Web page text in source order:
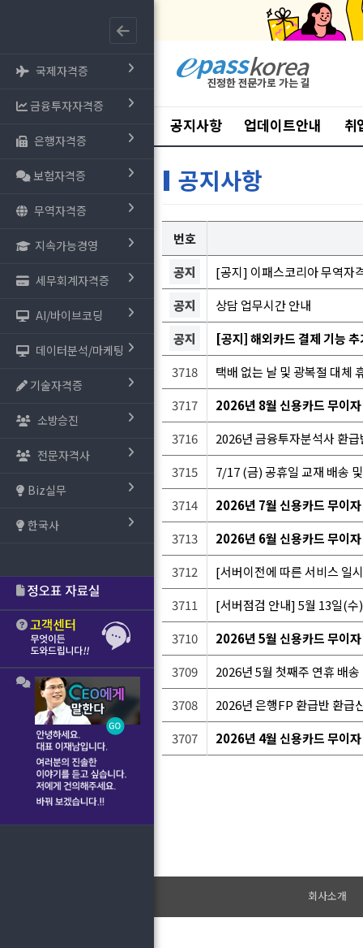
국제자격증
금융투자자격증
은행자격증
보험자격증
무역자격증
지속가능경영
세무회계자격증
AI/바이브코딩
데이터분석/마케팅
기술자격증
소방승진
전문자격사
Biz실무
한국사
공지사항 업데이트안내 취
공지사항
번호
공지
[공지] 이패스코리아 무역자
공지
상담 업무시간 안내
공지
[공지] 해외카드 결제 기능 추
3718
택배 없는 날 및 광복절 대체
3717
2026년 8월 신용카드 무이
3716
2026년 금융투자분석사 환
3715
7/17 (금) 공휴일 교재 배송
3714
2026년 7월 신용카드 무이
3713
2026년 6월 신용카드 무이
3712
[서버이전에 따른 서비스 일
3711
[서버점검 안내] 5월 13일(수
3710
2026년 5월 신용카드 무이
3709
2026년 5월 첫째주 연휴 배
3708
2026년 은행FP 환급반 환급
3707
2026년 4월 신용카드 무이
회사소개